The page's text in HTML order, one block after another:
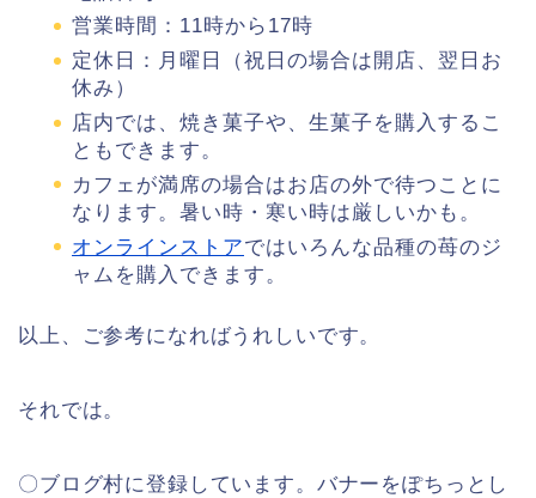
営業時間：11時から17時
定休日：月曜日（祝日の場合は開店、翌日お
休み）
店内では、焼き菓子や、生菓子を購入するこ
ともできます。
カフェが満席の場合はお店の外で待つことに
なります。暑い時・寒い時は厳しいかも。
オンラインストアではいろんな品種の苺のジ
ャムを購入できます。
以上、ご参考になればうれしいです。
それでは。
〇ブログ村に登録しています。バナーをぽちっとし